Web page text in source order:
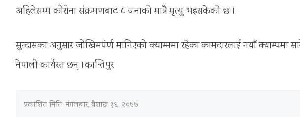
अहिलेसम्म कोरोना स‌ंक्रमणबाट ८ जनाको मात्रै मृत्यु भइसकेको छ ।
सुन्दासका अनुसार जोखिमपंर्ण मानिएको क्याम्ममा रहेका कामदारलाई नयाँ क्याम्पमा
नेपाली कार्यरत छन् ।कान्तिपुर
प्रकाशित मिति:मंगलबार, बैशाख १६, २०७७